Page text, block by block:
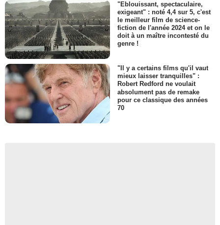
"Eblouissant, spectaculaire,
exigeant" : noté 4,4 sur 5, c'est
le meilleur film de science-
fiction de l'année 2024 et on le
doit à un maître incontesté du
genre !
"Il y a certains films qu'il vaut
mieux laisser tranquilles" :
Robert Redford ne voulait
absolument pas de remake
pour ce classique des années
70